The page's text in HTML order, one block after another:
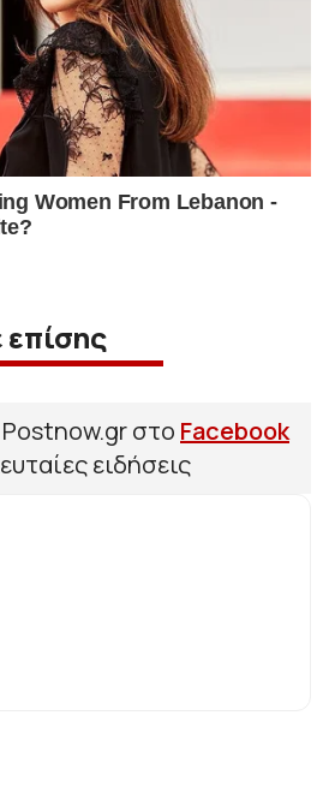
επίσης
στο Facebook
ειδήσεις